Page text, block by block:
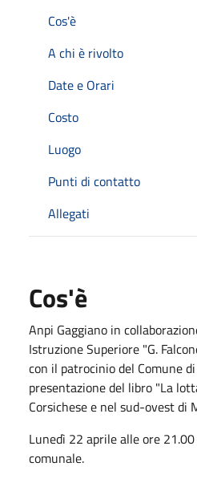
Cos'è
A chi è rivolto
Date e Orari
Costo
Luogo
Punti di contatto
Allegati
Cos'è
Anpi Gaggiano in
Istruzione Superiore "G.
con il patrocinio del Comune
presentazione del libro "La
Corsichese e nel sud-ovest di
Lunedì 22 aprile alle ore
comunale.